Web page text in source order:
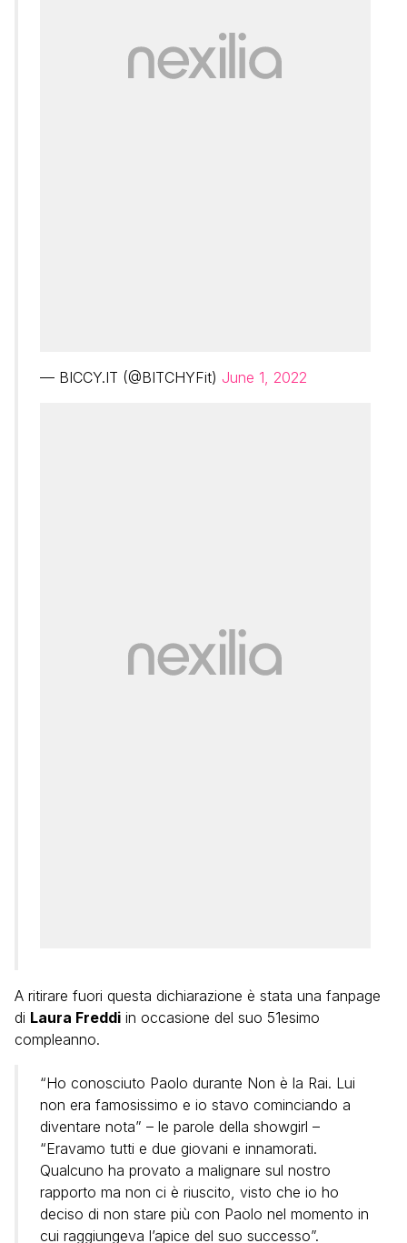
— BICCY.IT (@BITCHYFit) June 1, 2022
A ritirare fuori questa dichiarazione è stata una fanpage
di Laura Freddi in occasione del suo 51esimo
compleanno.
“Ho conosciuto Paolo durante Non è la Rai. Lui
non era famosissimo e io stavo cominciando a
diventare nota” – le parole della showgirl –
“Eravamo tutti e due giovani e innamorati.
Qualcuno ha provato a malignare sul nostro
rapporto ma non ci è riuscito, visto che io ho
deciso di non stare più con Paolo nel momento in
cui raggiungeva l’apice del suo successo”.